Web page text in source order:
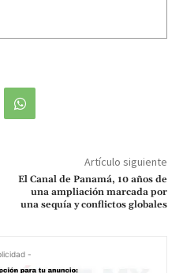
Artículo siguiente
El Canal de Panamá, 10 años de
una ampliación marcada por
una sequía y conflictos globales
-